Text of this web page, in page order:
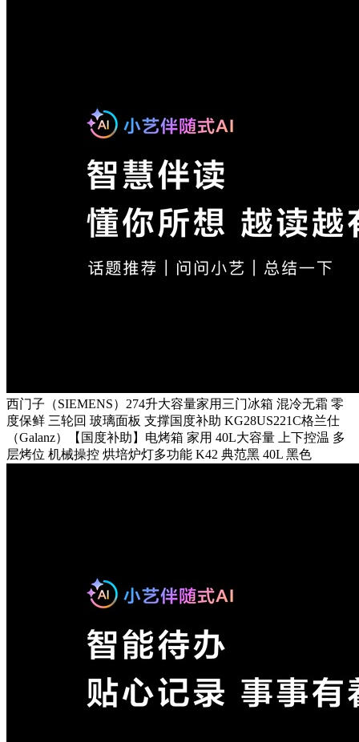
西门子（SIEMENS）274升大容量家用三门冰箱 混冷无霜 零
度保鲜 三轮回 玻璃面板 支撑国度补助 KG28US221C格兰仕
（Galanz）【国度补助】电烤箱 家用 40L大容量 上下控温 多
层烤位 机械操控 烘培炉灯多功能 K42 典范黑 40L 黑色